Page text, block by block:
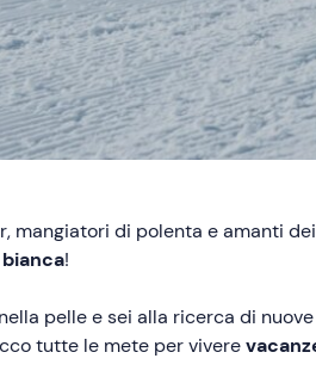
mangiatori di polenta e amanti
!
pelle e sei alla ricerca di nuove
tutte le mete per vivere